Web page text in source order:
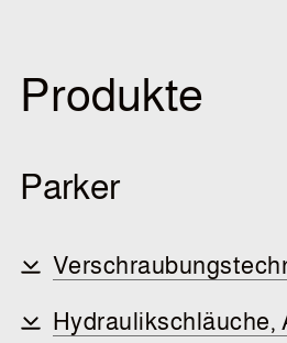
Produkte
Parker
Hydraulikschläuche,